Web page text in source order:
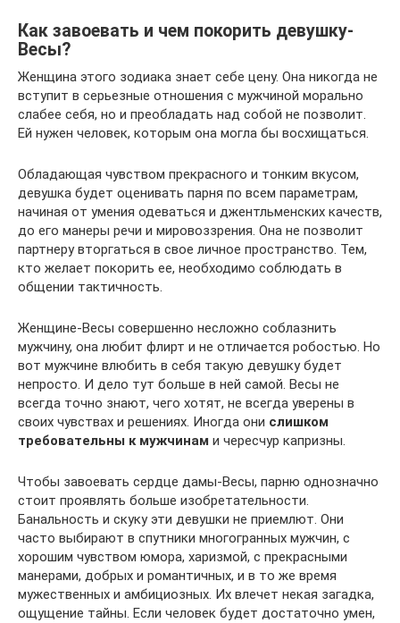
Как завоевать и чем покорить девушку-
Весы?
Женщина этого зодиака знает себе цену. Она никогда не
вступит в серьезные отношения с мужчиной морально
слабее себя, но и преобладать над собой не позволит.
Ей нужен человек, которым она могла бы восхищаться.
Обладающая чувством прекрасного и тонким вкусом,
девушка будет оценивать парня по всем параметрам,
начиная от умения одеваться и джентльменских качеств,
до его манеры речи и мировоззрения. Она не позволит
партнеру вторгаться в свое личное пространство. Тем,
кто желает покорить ее, необходимо соблюдать в
общении тактичность.
Женщине-Весы совершенно несложно соблазнить
мужчину, она любит флирт и не отличается робостью. Но
вот мужчине влюбить в себя такую девушку будет
непросто. И дело тут больше в ней самой. Весы не
всегда точно знают, чего хотят, не всегда уверены в
своих чувствах и решениях. Иногда они слишком
требовательны к мужчинам и чересчур капризны.
Чтобы завоевать сердце дамы-Весы, парню однозначно
стоит проявлять больше изобретательности.
Банальность и скуку эти девушки не приемлют. Они
часто выбирают в спутники многогранных мужчин, с
хорошим чувством юмора, харизмой, с прекрасными
манерами, добрых и романтичных, и в то же время
мужественных и амбициозных. Их влечет некая загадка,
ощущение тайны. Если человек будет достаточно умен,